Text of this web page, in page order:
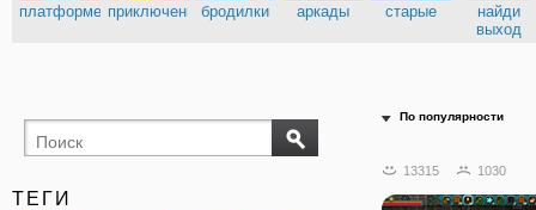
платформерыприключениябродилки аркады старые
найди
выход
ТЕГИ
По популярности
13315 1030